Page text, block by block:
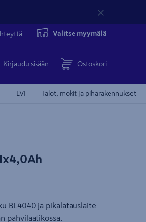
Valitse myymälä
Kirjaudu sisään Ostoskori
LVI Talot, mökit ja piharakennukset
BL4040 ja pikalatauslaite
pahvilaatikossa.